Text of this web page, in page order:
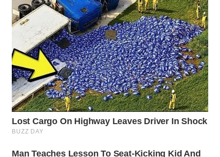
WN
LABUHANBATU
WN
TAPANULI
TENGAH
WN DELI
SERDANG
WN
TEBING